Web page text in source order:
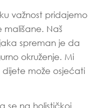
važnost pridajemo
mališane. Naš
spreman je da
okruženje. Mi
može osjećati
se na holističkoj